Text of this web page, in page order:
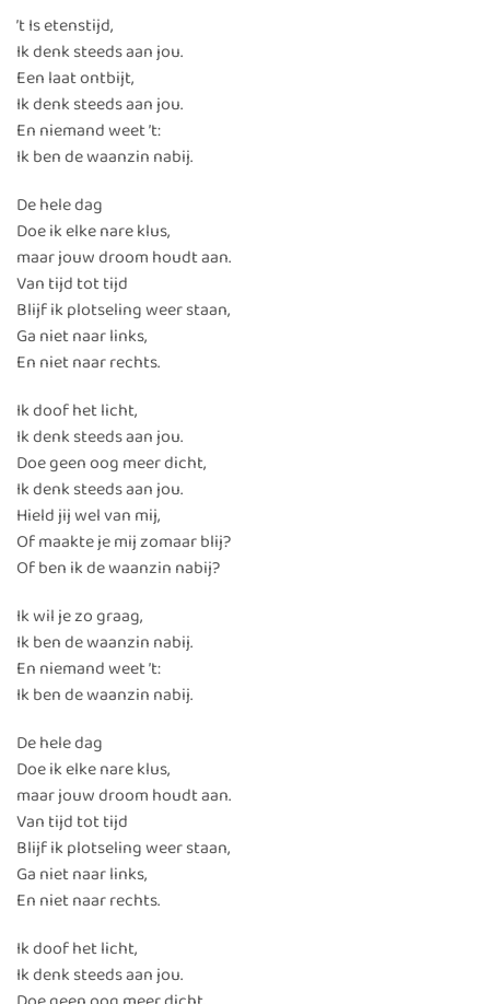
’t Is etenstijd,
Ik denk steeds aan jou.
Een laat ontbijt,
Ik denk steeds aan jou.
En niemand weet ’t:
Ik ben de waanzin nabij.
De hele dag
Doe ik elke nare klus,
maar jouw droom houdt aan.
Van tijd tot tijd
Blijf ik plotseling weer staan,
Ga niet naar links,
En niet naar rechts.
Ik doof het licht,
Ik denk steeds aan jou.
Doe geen oog meer dicht,
Ik denk steeds aan jou.
Hield jij wel van mij,
Of maakte je mij zomaar blij?
Of ben ik de waanzin nabij?
Ik wil je zo graag,
Ik ben de waanzin nabij.
En niemand weet ’t:
Ik ben de waanzin nabij.
De hele dag
Doe ik elke nare klus,
maar jouw droom houdt aan.
Van tijd tot tijd
Blijf ik plotseling weer staan,
Ga niet naar links,
En niet naar rechts.
Ik doof het licht,
Ik denk steeds aan jou.